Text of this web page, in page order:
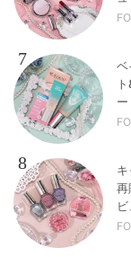
7
ベ
ー
8
再